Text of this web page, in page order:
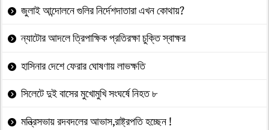
জুলাই আন্দোলনে গুলির নির্দেশদাতারা এখন কোথায়?
ন্যাটোর আদলে ত্রিপাক্ষিক প্রতিরক্ষা চুক্তি স্বাক্ষর
হাসিনার দেশে ফেরার ঘোষণায় লাভক্ষতি
সিলেটে দুই বাসের মুখোমুখি সংঘর্ষে নিহত ৮
মন্ত্রিসভায় রদবদলের আভাস,রাষ্ট্রপতি হচ্ছেন !